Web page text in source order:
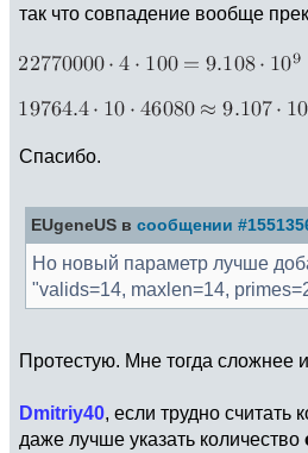
так что совпадение вообще
Спасибо.
EUgeneUS в сообщении
Но новый параметр лучше
"valids=14, maxlen=14,
Протестую. Мне тогда сложнее
Dmitriy40, если трудно считать
даже лучше указать количество